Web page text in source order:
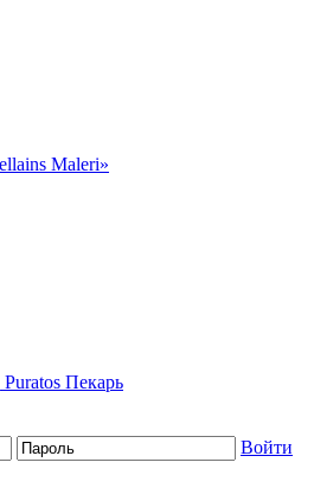
Maleri»
Пекарь
Войти